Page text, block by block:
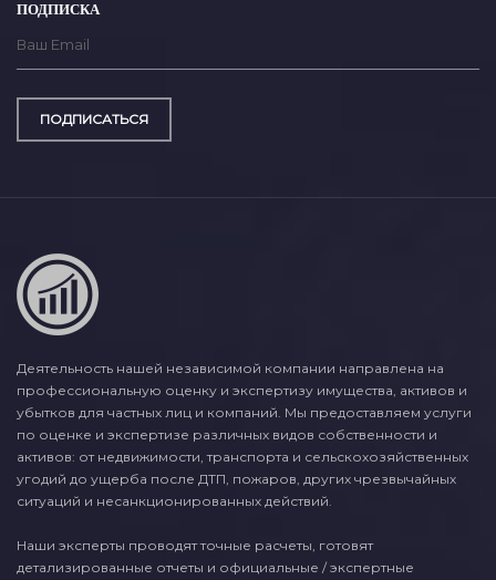
ПОДПИСКА
ПОДПИСАТЬСЯ
Деятельность нашей независимой компании направлена на
профессиональную оценку и экспертизу имущества, активов и
убытков для частных лиц и компаний. Мы предоставляем услуги
по оценке и экспертизе различных видов собственности и
активов: от недвижимости, транспорта и сельскохозяйственных
угодий до ущерба после ДТП, пожаров, других чрезвычайных
ситуаций и несанкционированных действий.
Наши эксперты проводят точные расчеты, готовят
детализированные отчеты и официальные / экспертные